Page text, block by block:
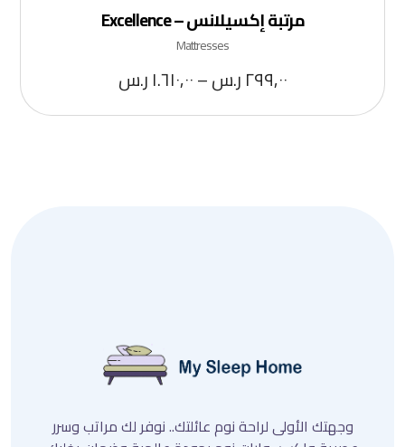
مرتبة إكسيلانس – Excellence
Mattresses
٢٩٩,٠٠ر.س–١.٦١٠,٠٠ر.س
وجهتك الأولى لراحة نوم عائلتك.. نوفر لك مراتب وسرر